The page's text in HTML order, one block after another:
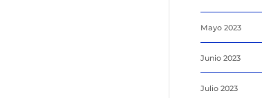
Mayo 2023
Junio 2023
Julio 2023